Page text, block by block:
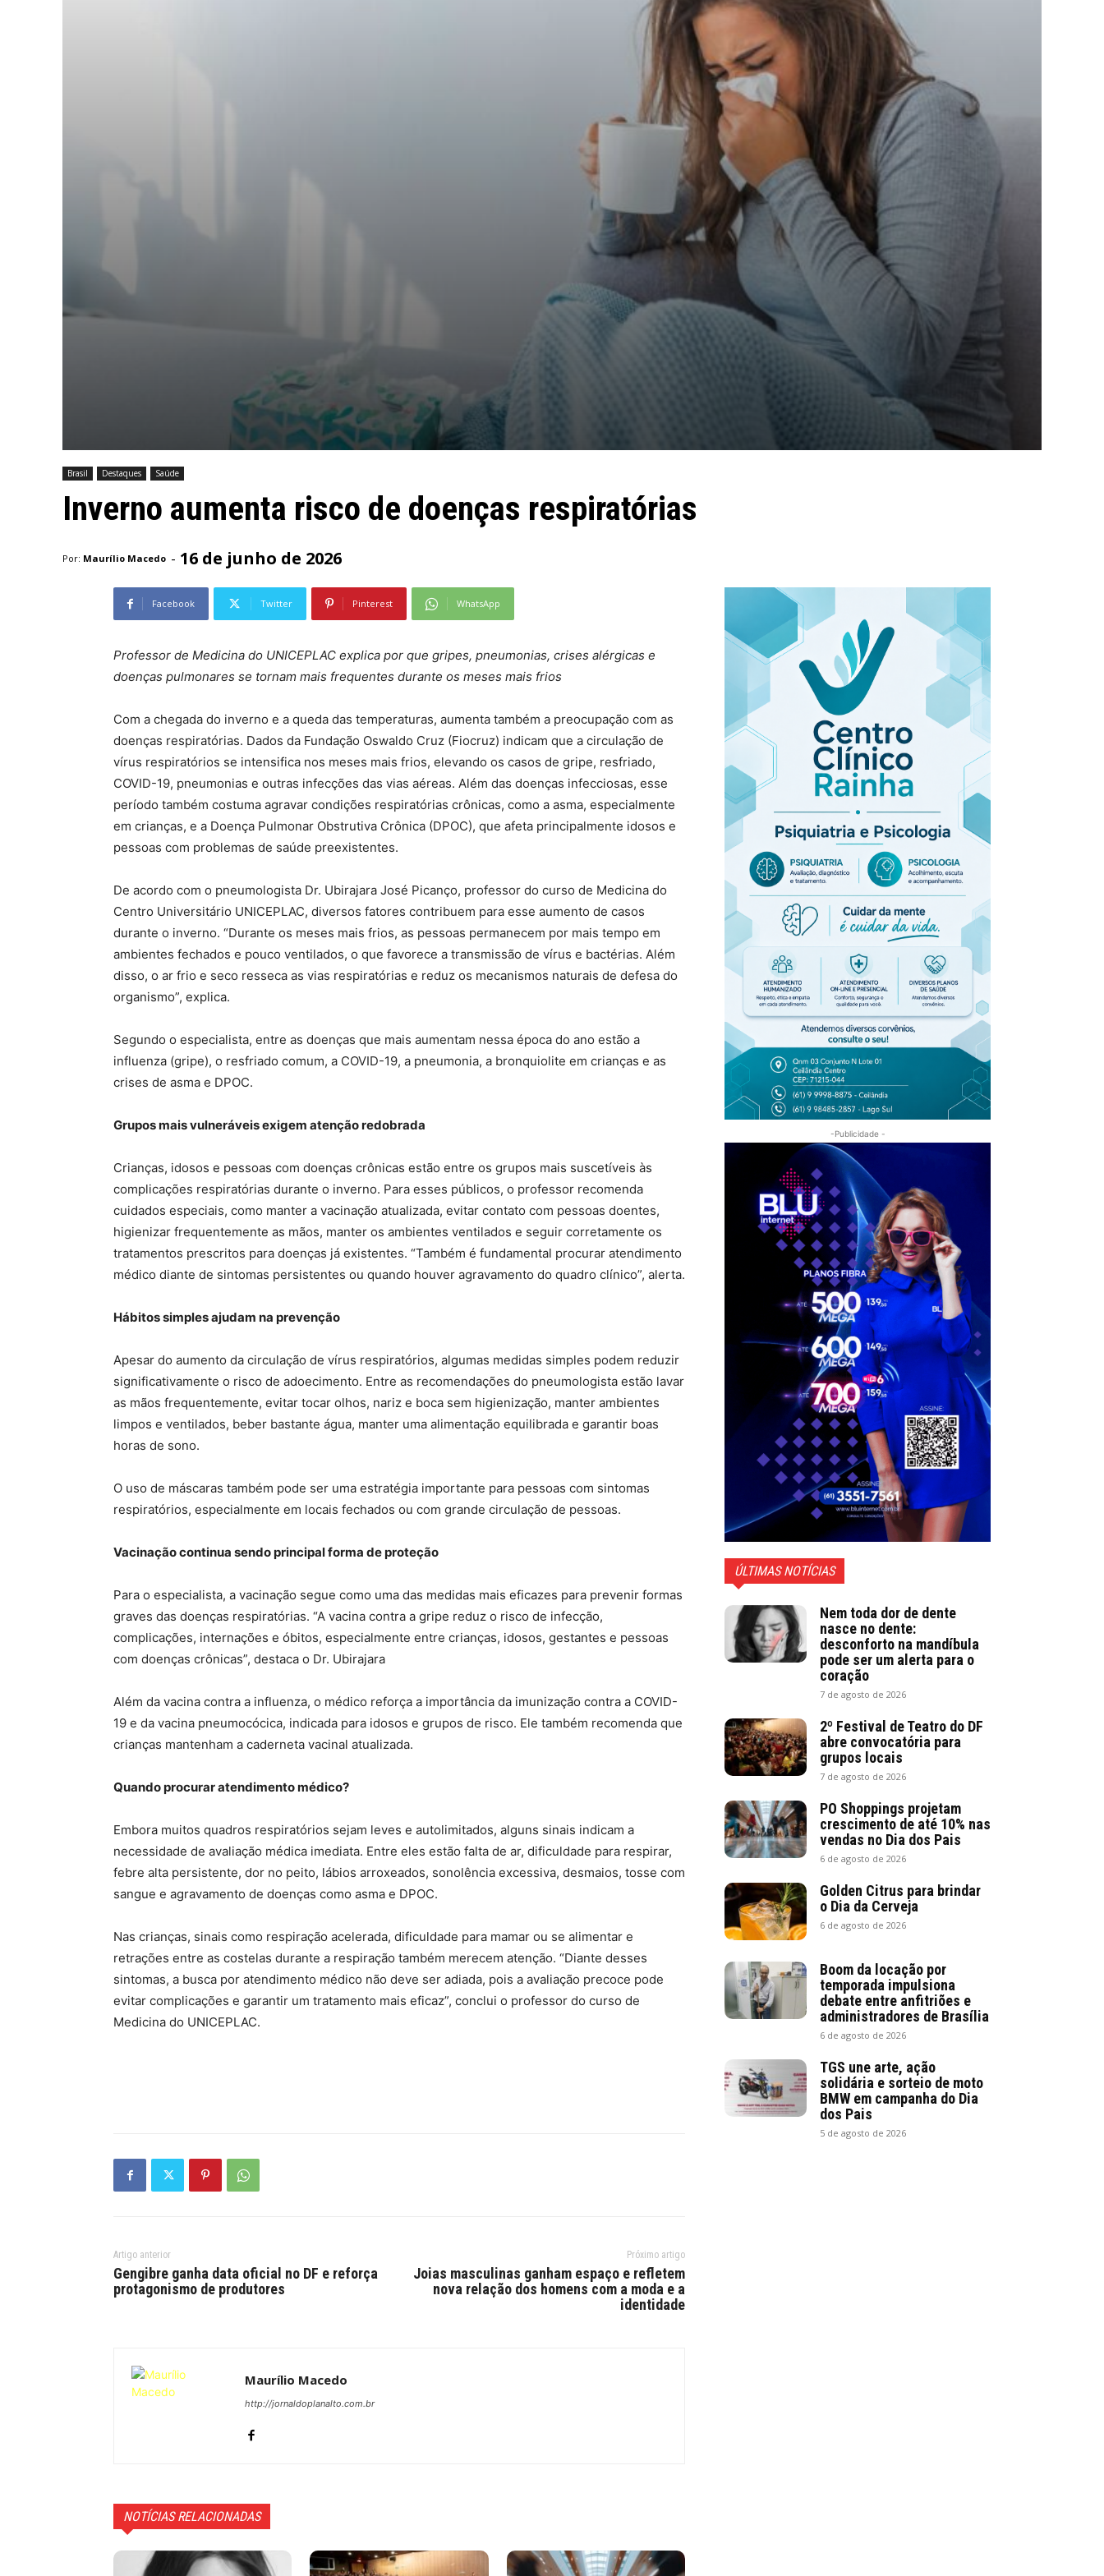
Brasil Destaques Saúde
Inverno aumenta risco de doenças respiratórias
Por: Maurílio Macedo - 16 de junho de 2026
Facebook Twitter Pinterest WhatsApp
Professor de Medicina do UNICEPLAC explica por que gripes, pneumonias, crises alérgicas e
doenças pulmonares se tornam mais frequentes durante os meses mais frios
Com a chegada do inverno e a queda das temperaturas, aumenta também a preocupação com as
doenças respiratórias. Dados da Fundação Oswaldo Cruz (Fiocruz) indicam que a circulação de
vírus respiratórios se intensifica nos meses mais frios, elevando os casos de gripe, resfriado,
COVID-19, pneumonias e outras infecções das vias aéreas. Além das doenças infecciosas, esse
período também costuma agravar condições respiratórias crônicas, como a asma, especialmente
em crianças, e a Doença Pulmonar Obstrutiva Crônica (DPOC), que afeta principalmente idosos e
pessoas com problemas de saúde preexistentes.
De acordo com o pneumologista Dr. Ubirajara José Picanço, professor do curso de Medicina do
Centro Universitário UNICEPLAC, diversos fatores contribuem para esse aumento de casos
durante o inverno. “Durante os meses mais frios, as pessoas permanecem por mais tempo em
ambientes fechados e pouco ventilados, o que favorece a transmissão de vírus e bactérias. Além
disso, o ar frio e seco resseca as vias respiratórias e reduz os mecanismos naturais de defesa do
organismo”, explica.
Segundo o especialista, entre as doenças que mais aumentam nessa época do ano estão a
influenza (gripe), o resfriado comum, a COVID-19, a pneumonia, a bronquiolite em crianças e as
crises de asma e DPOC.
Grupos mais vulneráveis exigem atenção redobrada
Crianças, idosos e pessoas com doenças crônicas estão entre os grupos mais suscetíveis às
complicações respiratórias durante o inverno. Para esses públicos, o professor recomenda
cuidados especiais, como manter a vacinação atualizada, evitar contato com pessoas doentes,
higienizar frequentemente as mãos, manter os ambientes ventilados e seguir corretamente os
tratamentos prescritos para doenças já existentes. “Também é fundamental procurar atendimento
médico diante de sintomas persistentes ou quando houver agravamento do quadro clínico”, alerta.
Hábitos simples ajudam na prevenção
Apesar do aumento da circulação de vírus respiratórios, algumas medidas simples podem reduzir
significativamente o risco de adoecimento. Entre as recomendações do pneumologista estão lavar
as mãos frequentemente, evitar tocar olhos, nariz e boca sem higienização, manter ambientes
limpos e ventilados, beber bastante água, manter uma alimentação equilibrada e garantir boas
horas de sono.
O uso de máscaras também pode ser uma estratégia importante para pessoas com sintomas
respiratórios, especialmente em locais fechados ou com grande circulação de pessoas.
Vacinação continua sendo principal forma de proteção
Para o especialista, a vacinação segue como uma das medidas mais eficazes para prevenir formas
graves das doenças respiratórias. “A vacina contra a gripe reduz o risco de infecção,
complicações, internações e óbitos, especialmente entre crianças, idosos, gestantes e pessoas
com doenças crônicas”, destaca o Dr. Ubirajara
Além da vacina contra a influenza, o médico reforça a importância da imunização contra a COVID-
19 e da vacina pneumocócica, indicada para idosos e grupos de risco. Ele também recomenda que
crianças mantenham a caderneta vacinal atualizada.
Quando procurar atendimento médico?
Embora muitos quadros respiratórios sejam leves e autolimitados, alguns sinais indicam a
necessidade de avaliação médica imediata. Entre eles estão falta de ar, dificuldade para respirar,
febre alta persistente, dor no peito, lábios arroxeados, sonolência excessiva, desmaios, tosse com
sangue e agravamento de doenças como asma e DPOC.
Nas crianças, sinais como respiração acelerada, dificuldade para mamar ou se alimentar e
retrações entre as costelas durante a respiração também merecem atenção. “Diante desses
sintomas, a busca por atendimento médico não deve ser adiada, pois a avaliação precoce pode
evitar complicações e garantir um tratamento mais eficaz”, conclui o professor do curso de
Medicina do UNICEPLAC.
Artigo anterior
Gengibre ganha data oficial no DF e reforça
protagonismo de produtores
Próximo artigo
Joias masculinas ganham espaço e refletem
nova relação dos homens com a moda e a
identidade
Maurílio Macedo
http://jornaldoplanalto.com.br
NOTÍCIAS RELACIONADAS
-Publicidade -
ÚLTIMAS NOTÍCIAS
Nem toda dor de dente
nasce no dente:
desconforto na mandíbula
pode ser um alerta para o
coração
7 de agosto de 2026
2º Festival de Teatro do DF
abre convocatória para
grupos locais
7 de agosto de 2026
PO Shoppings projetam
crescimento de até 10% nas
vendas no Dia dos Pais
6 de agosto de 2026
Golden Citrus para brindar
o Dia da Cerveja
6 de agosto de 2026
Boom da locação por
temporada impulsiona
debate entre anfitriões e
administradores de Brasília
6 de agosto de 2026
TGS une arte, ação
solidária e sorteio de moto
BMW em campanha do Dia
dos Pais
5 de agosto de 2026